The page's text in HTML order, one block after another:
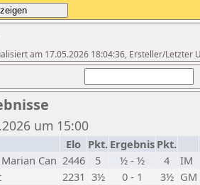
am 17.05.2026 18:04:36, Ersteller/Letzter
um 15:00
Elo Pkt. Ergebnis Pkt.
Can 2446 5 ½ - ½ 4
IM
2231 3½ 0 - 1 3½ GM